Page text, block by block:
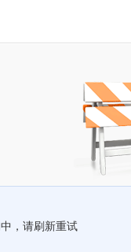
，请刷新重试